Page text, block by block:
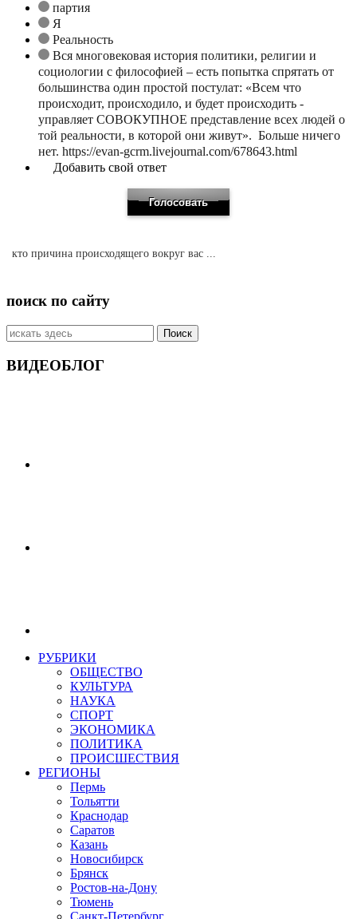
партия
Я
Реальность
Вся многовековая история политики, религии и
социологии с философией – есть попытка спрятать от
большинства один простой постулат: «Всем что
происходит, происходило, и будет происходить -
управляет СОВОКУПНОЕ представление всех людей о
той реальности, в которой они живут». Больше ничего
нет. https://evan-gcrm.livejournal.com/678643.html
Добавить свой ответ
кто причина происходящего вокруг вас ...
поиск по сайту
Искать:
ВИДЕОБЛОГ
РУБРИКИ
ОБЩЕСТВО
КУЛЬТУРА
НАУКА
СПОРТ
ЭКОНОМИКА
ПОЛИТИКА
ПРОИСШЕСТВИЯ
РЕГИОНЫ
Пермь
Тольятти
Краснодар
Саратов
Казань
Новосибирск
Брянск
Ростов-на-Дону
Тюмень